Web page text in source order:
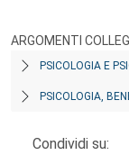
ARGOMENTI
PSICOLOGIA E
PSICOLOGIA,
Condividi su: